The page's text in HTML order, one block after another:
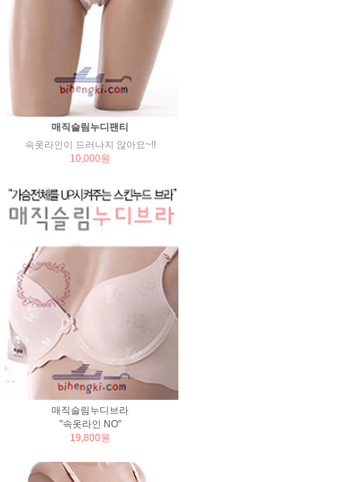
매직슬림누디팬티
속옷라인이 드러나지 않아요~!!
10,000원
매직슬림누디브라
"속옷라인 NO"
19,800원